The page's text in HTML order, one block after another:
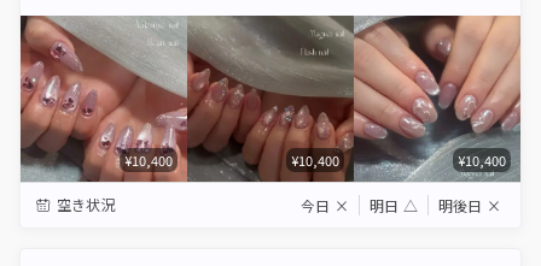
¥10,400 ¥10,400 ¥10,400
空き状況 今日 × 明日 △ 明後日 ×